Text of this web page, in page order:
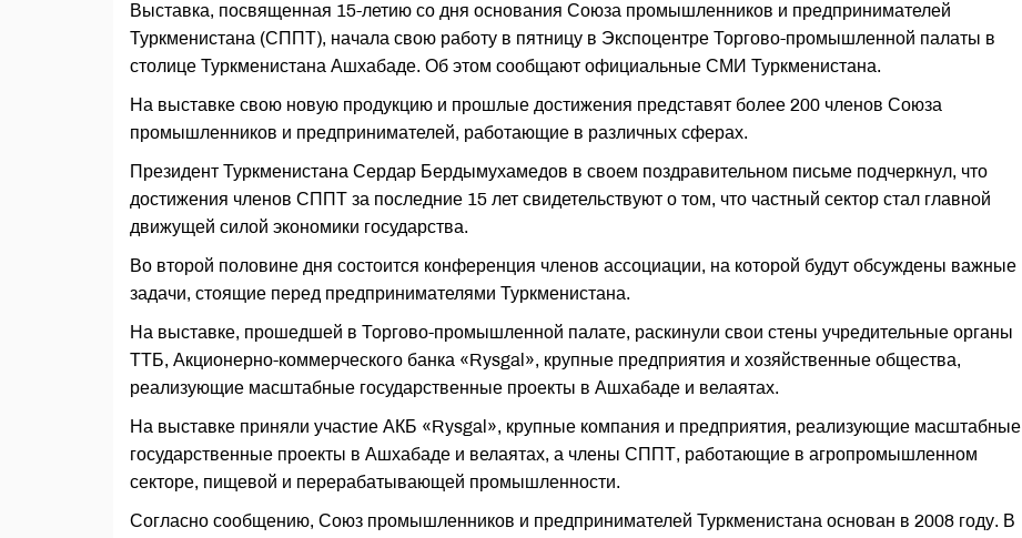
Выставка, посвященная 15-летию со дня основания Союза промышленников и предпринимателей
Туркменистана (СППТ), начала свою работу в пятницу в Экспоцентре Торгово-промышленной палаты в
столице Туркменистана Ашхабаде. Об этом сообщают официальные СМИ Туркменистана.
На выставке свою новую продукцию и прошлые достижения представят более 200 членов Союза
промышленников и предпринимателей, работающие в различных сферах.
Президент Туркменистана Сердар Бердымухамедов в своем поздравительном письме подчеркнул, что
достижения членов СППТ за последние 15 лет свидетельствуют о том, что частный сектор стал главной
движущей силой экономики государства.
Во второй половине дня состоится конференция членов ассоциации, на которой будут обсуждены важные
задачи, стоящие перед предпринимателями Туркменистана.
На выставке, прошедшей в Торгово-промышленной палате, раскинули свои стены учредительные органы
ТТБ, Акционерно-коммерческого банка «Rysgal», крупные предприятия и хозяйственные общества,
реализующие масштабные государственные проекты в Ашхабаде и велаятах.
На выставке приняли участие АКБ «Rysgal», крупные компания и предприятия, реализующие масштабные
государственные проекты в Ашхабаде и велаятах, а члены СППТ, работающие в агропромышленном
секторе, пищевой и перерабатывающей промышленности.
Согласно сообщению, Союз промышленников и предпринимателей Туркменистана основан в 2008 году. В